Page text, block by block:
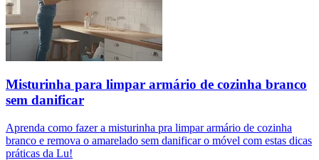
Misturinha para limpar armário de cozinha branco
sem danificar
Aprenda como fazer a misturinha pra limpar armário de cozinha
branco e remova o amarelado sem danificar o móvel com estas dicas
práticas da Lu!